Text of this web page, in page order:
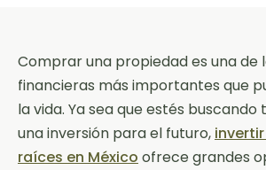
Comprar una propiedad es una de
financieras más importantes que
la vida. Ya sea que estés buscando
una inversión para el futuro,
raíces en México ofrece grandes